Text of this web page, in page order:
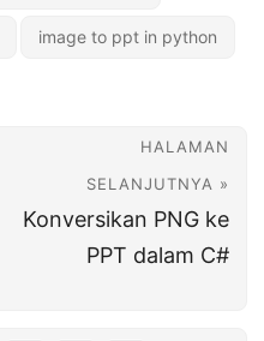
image to ppt in python
HALAMAN
SELANJUTNYA »
Konversikan PNG ke
PPT dalam C#